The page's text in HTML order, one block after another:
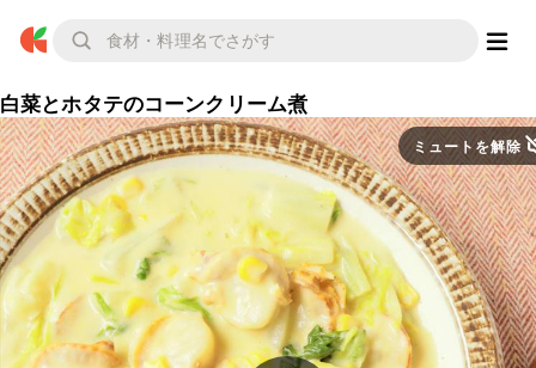
白菜とホタテのコーンクリーム煮
ミュートを解除